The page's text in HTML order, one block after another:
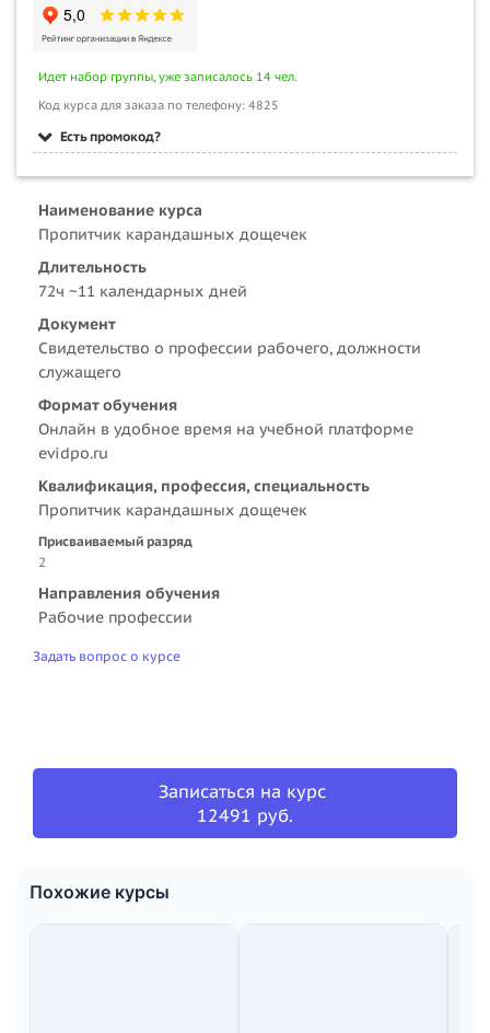
Идет набор группы, уже записалось 14 чел.
Код курса для заказа по телефону: 4825
Есть промокод?
Наименование курса
Пропитчик карандашных дощечек
Длительность
72ч ~11 календарных дней
Документ
Свидетельство о профессии рабочего, должности
служащего
Формат обучения
Онлайн в удобное время на учебной платформе
evidpo.ru
Квалификация, профессия, специальность
Пропитчик карандашных дощечек
Присваиваемый разряд
2
Направления обучения
Рабочие профессии
Задать вопрос о курсе
Записаться на курс
12491 руб.
Похожие курсы